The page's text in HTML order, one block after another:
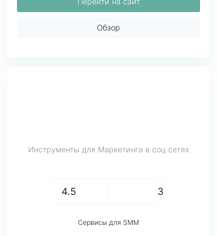
Обзор
Инструменты для Маркетинга в соц сетях
4.5 3
Сервисы для SMM